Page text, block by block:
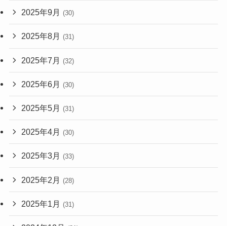
2025年9月 (30)
2025年8月 (31)
2025年7月 (32)
2025年6月 (30)
2025年5月 (31)
2025年4月 (30)
2025年3月 (33)
2025年2月 (28)
2025年1月 (31)